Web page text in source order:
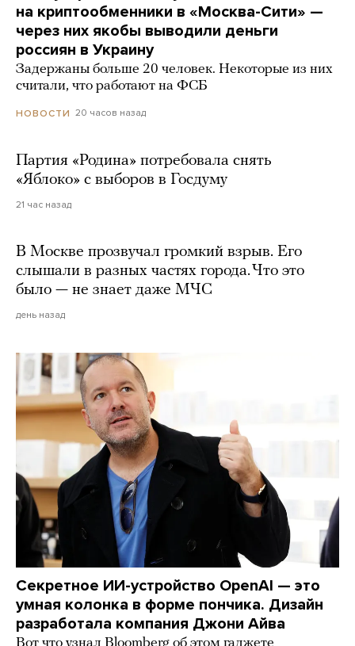
на криптообменники в «Москва-Сити» —
через них якобы выводили деньги
россиян в Украину
Задержаны больше 20 человек. Некоторые из них
считали, что работают на ФСБ
НОВОСТИ 20 часов назад
Партия «Родина» потребовала снять
«Яблоко» с выборов в Госдуму
21 час назад
В Москве прозвучал громкий взрыв. Его
слышали в разных частях города. Что это
было — не знает даже МЧС
день назад
Секретное ИИ-устройство OpenAI — это
умная колонка в форме пончика. Дизайн
разработала компания Джони Айва
Вот что узнал Bloomberg об этом гаджете